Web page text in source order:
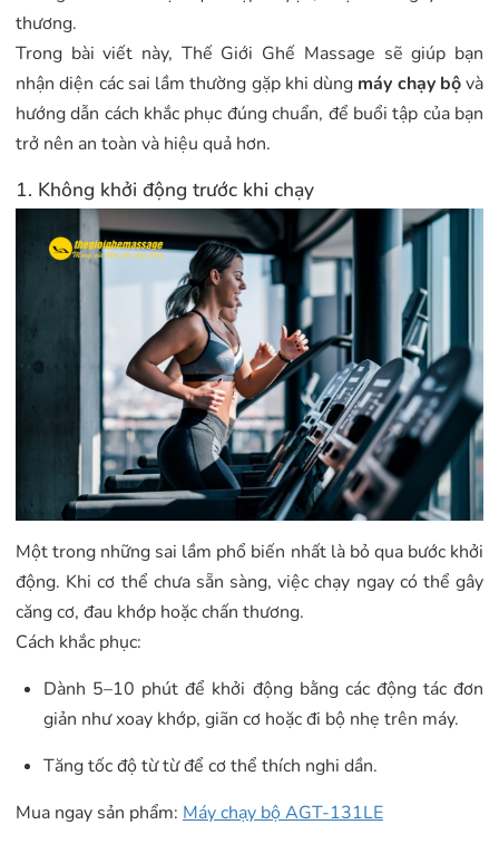
thương.
Trong bài viết này, Thế Giới Ghế Massage sẽ giúp bạn
nhận diện các sai lầm thường gặp khi dùng máy chạy bộvà
hướng dẫn cách khắc phục đúng chuẩn, để buổi tập của bạn
trở nên an toàn và hiệu quả hơn.
1. Không khởi động trước khi chạy
Một trong những sai lầm phổ biến nhất là bỏ qua bước khởi
động. Khi cơ thể chưa sẵn sàng, việc chạy ngay có thể gây
căng cơ, đau khớp hoặc chấn thương.
Cách khắc phục:
Dành 5–10 phút để khởi động bằng các động tác đơn
giản như xoay khớp, giãn cơ hoặc đi bộ nhẹ trên máy.
Tăng tốc độ từ từ để cơ thể thích nghi dần.
Mua ngay sản phẩm: Máy chạy bộ AGT-131LE